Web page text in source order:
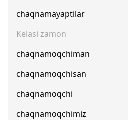
chaqnamayaptilar
Kelasi zamon
chaqnamoqchiman
chaqnamoqchisan
chaqnamoqchi
chaqnamoqchimiz